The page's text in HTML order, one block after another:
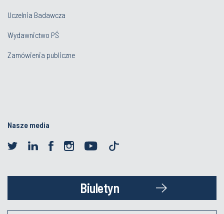
Uczelnia Badawcza
Wydawnictwo PŚ
Zamówienia publiczne
Nasze media
Biuletyn